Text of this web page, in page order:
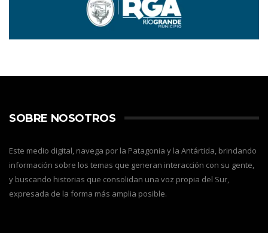
SOBRE NOSOTROS
Este medio digital, navega por la Patagonia y la Antártida, brindando
información sobre los temas que generan interacción con su gente,
y buscando historias que consolidan una voz propia del Sur,
expresada de la forma más amplia posible.